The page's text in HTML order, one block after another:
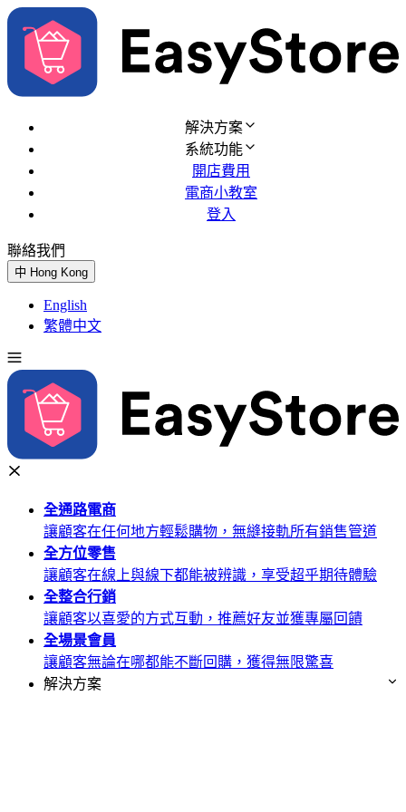
解決方案
系統功能
開店費用
電商小教室
登入
聯絡我們
中 Hong Kong
English
繁體中文
全通路電商
讓顧客在任何地方輕鬆購物，無縫接軌所有銷售管道
全方位零售
讓顧客在線上與線下都能被辨識，享受超乎期待體驗
全整合行銷
讓顧客以喜愛的方式互動，推薦好友並獲專屬回饋
全場景會員
讓顧客無論在哪都能不斷回購，獲得無限驚喜
解決方案